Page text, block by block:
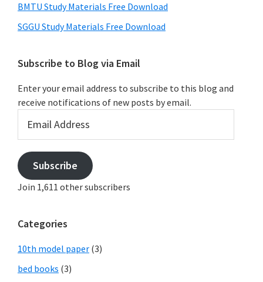
BMTU Study Materials Free Download
SGGU Study Materials Free Download
Subscribe to Blog via Email
Enter your email address to subscribe to this blog and
receive notifications of new posts by email.
Address
Subscribe
Join 1,611 other subscribers
Categories
10th model paper (3)
bed books (3)